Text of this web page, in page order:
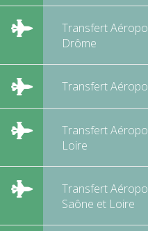
Transfert
Drôme
Transfert
Transfert
Loire
Transfert
Saône et Loire